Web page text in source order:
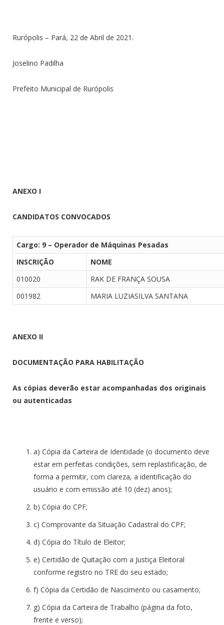
Rurópolis – Pará, 22 de Abril de 2021.
Joselino Padilha
Prefeito Municipal de Rurópolis
ANEXO I
CANDIDATOS CONVOCADOS
Cargo: 9 – Operador de Máquinas Pesadas
INSCRIÇÃO
NOME
010020
RAK DE FRANÇA SOUSA
001982
MARIA LUZIASILVA SANTANA
ANEXO II
DOCUMENTAÇÃO PARA HABILITAÇÃO
As cópias deverão estar acompanhadas dos originais
ou autenticadas
a) Cópia da Carteira de Identidade (o documento deve
estar em perfeitas condições, sem replastificação, de
forma a permitir, com clareza, a identificação do
usuário e com emissão até 10 (dez) anos);
b) Cópia do CPF;
c) Comprovante da Situação Cadastral do CPF;
d) Cópia do Título de Eleitor;
e) Certidão de Quitação com a Justiça Eleitoral
conforme registro no TRE do seu estado;
f) Cópia da Certidão de Nascimento ou casamento;
g) Cópia da Carteira de Trabalho (página da foto,
frente e verso);